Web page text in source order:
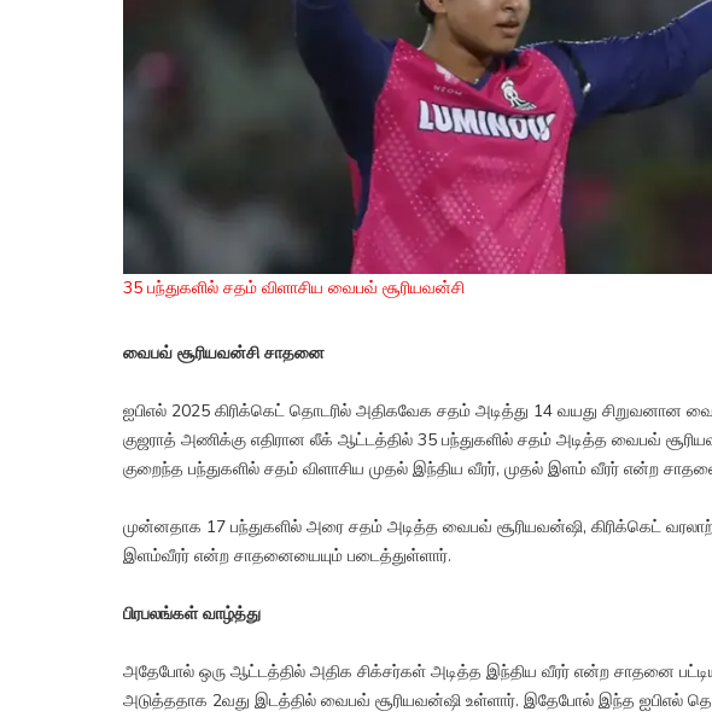
35 பந்துகளில் சதம் விளாசிய வைபவ் சூரியவன்சி
வைபவ் சூரியவன்சி சாதனை
ஐபிஎல் 2025 கிரிக்கெட் தொடரில் அதிகவேக சதம் அடித்து 14 வயது சிறுவனான
குஜராத் அணிக்கு எதிரான லீக் ஆட்டத்தில் 35 பந்துகளில் சதம் அடித்த வைபவ்
குறைந்த பந்துகளில் சதம் விளாசிய முதல் இந்திய வீரர், முதல் இளம் வீரர் என்ற
முன்னதாக 17 பந்துகளில் அரை சதம் அடித்த வைபவ் சூரியவன்ஷி, கிரிக்கெட்
இளம்வீரர் என்ற சாதனையையும் படைத்துள்ளார்.
பிரபலங்கள் வாழ்த்து
அதேபோல் ஒரு ஆட்டத்தில் அதிக சிக்சர்கள் அடித்த இந்திய வீரர் என்ற சாதனை
அடுத்ததாக 2வது இடத்தில் வைபவ் சூரியவன்ஷி உள்ளார். இதேபோல் இந்த ஐபிஎல்